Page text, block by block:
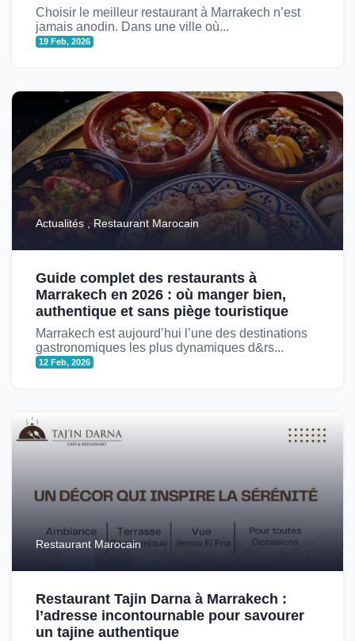
Choisir le meilleur restaurant à Marrakech n’est
jamais anodin. Dans une ville où...
19 Feb, 2026
Actualités , Restaurant Marocain
Guide complet des restaurants à
Marrakech en 2026 : où manger bien,
authentique et sans piège touristique
Marrakech est aujourd’hui l’une des destinations
gastronomiques les plus dynamiques d&rs...
12 Feb, 2026
Restaurant Marocain
Restaurant Tajin Darna à Marrakech :
l’adresse incontournable pour savourer
un tajine authentique